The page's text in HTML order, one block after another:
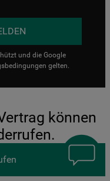
und die Google
gelten.
können